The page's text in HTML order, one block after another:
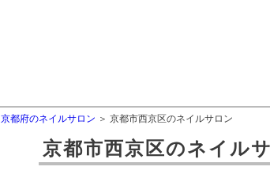
京都府のネイルサロン 京都市西京区のネイルサロン
京都市西京区のネイル